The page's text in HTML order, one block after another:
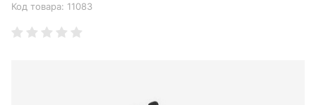
Код товара: 11083